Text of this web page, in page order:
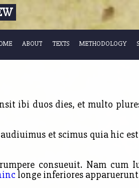
ABOUT TEXTS METHODOLOGY
ibi duos dies, et multo
et scimus quia hic
consueuit. Nam cum
longe inferiores